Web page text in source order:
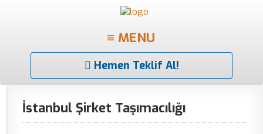
≡ MENU
Hemen Teklif Al!
İstanbul Şirket Taşımacılığı